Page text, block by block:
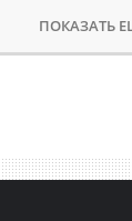
ПОКАЗАТЬ